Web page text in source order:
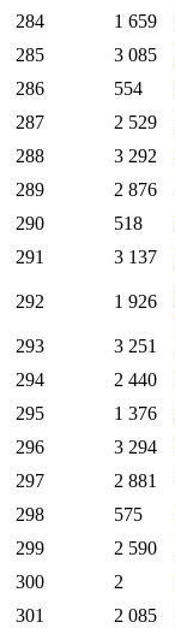
284 1 659
285
3 085
286
554
287
2 529
288
3 292
289
2 876
290
518
291
3 137
292 1 926
293 3 251
294
2 440
295
1 376
296
3 294
297
2 881
298
575
299
2 590
300
2
301
2 085